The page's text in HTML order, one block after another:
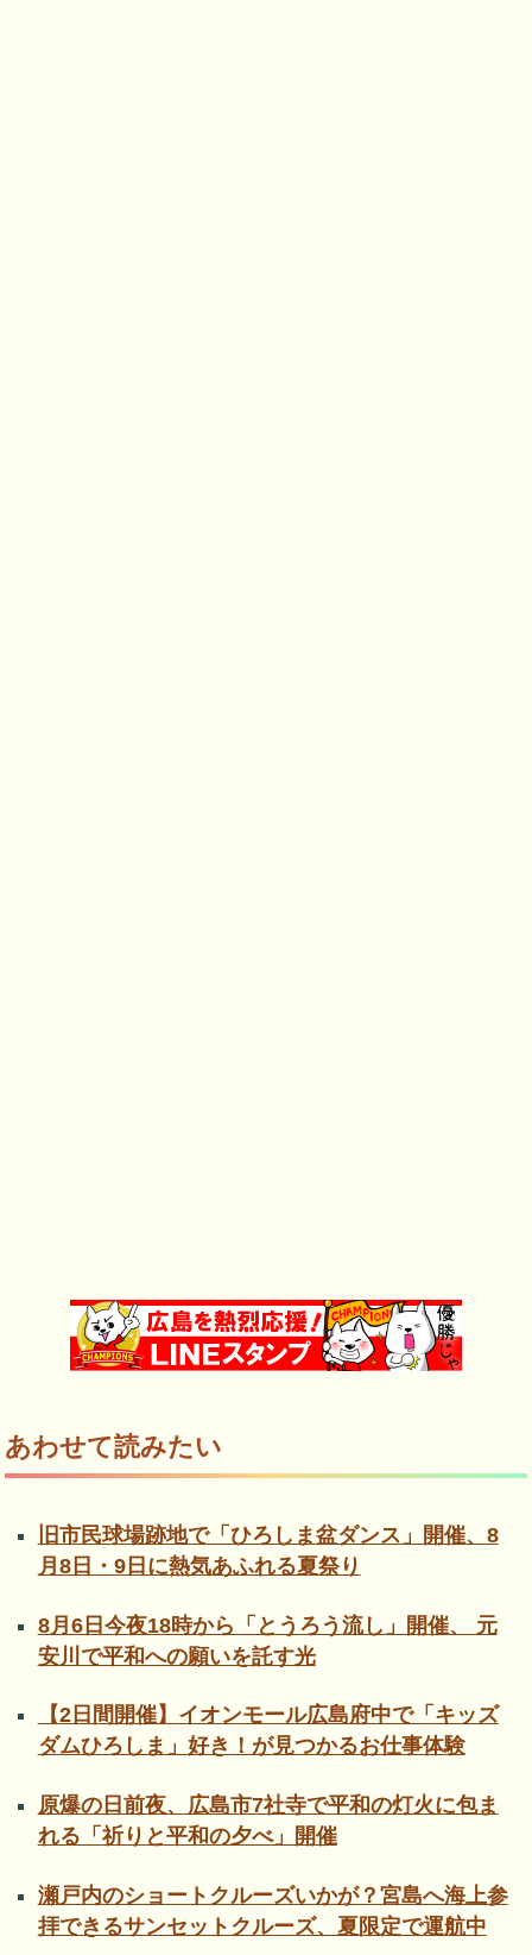
あわせて読みたい
旧市民球場跡地で「ひろしま盆ダンス」開催、8
月8日・9日に熱気あふれる夏祭り
8月6日今夜18時から「とうろう流し」開催、 元
安川で平和への願いを託す光
【2日間開催】イオンモール広島府中で「キッズ
ダムひろしま」好き！が見つかるお仕事体験
原爆の日前夜、広島市7社寺で平和の灯火に包ま
れる「祈りと平和の夕べ」開催
瀬戸内のショートクルーズいかが？宮島へ海上参
拝できるサンセットクルーズ、夏限定で運航中